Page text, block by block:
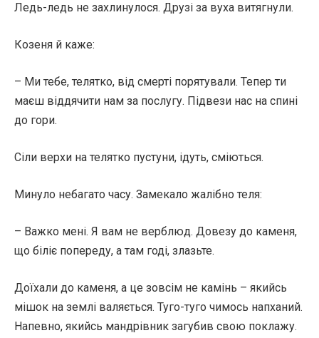
Ледь-ледь не захлинулося. Друзі за вуха витягнули.
Козеня й каже:
– Ми тебе, телятко, від смерті порятували. Тепер ти
маєш віддячити нам за послугу. Підвези нас на спині
до гори.
Сіли верхи на телятко пустуни, ідуть, сміються.
Минуло небагато часу. Замекало жалібно теля:
– Важко мені. Я вам не верблюд. Довезу до каменя,
що біліє попереду, а там годі, злазьте.
Доїхали до каменя, а це зовсім не камінь – якийсь
мішок на землі валяється. Туго-туго чимось напханий.
Напевно, якийсь мандрівник загубив свою поклажу.